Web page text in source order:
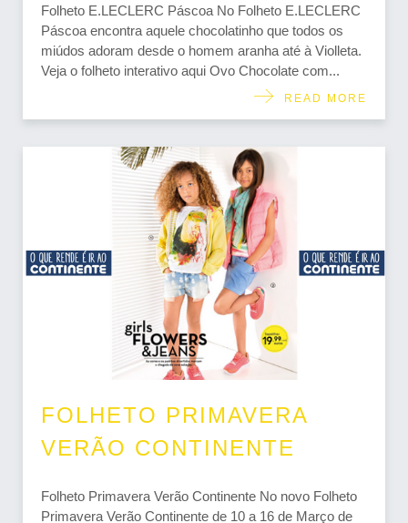
Folheto E.LECLERC Páscoa No Folheto E.LECLERC
Páscoa encontra aquele chocolatinho que todos os
miúdos adoram desde o homem aranha até à Violleta.
Veja o folheto interativo aqui Ovo Chocolate com...
READ MORE
FOLHETO PRIMAVERA
VERÃO CONTINENTE
Folheto Primavera Verão Continente No novo Folheto
Primavera Verão Continente de 10 a 16 de Março de